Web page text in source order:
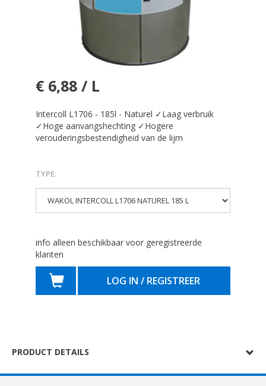
€ 6,88 / L
Intercoll L1706 - 185l - Naturel ✓Laag verbruik
✓Hoge aanvangshechting ✓Hogere
verouderingsbestendigheid van de lijm
TYPE:
info alleen beschikbaar voor geregistreerde
klanten
LOG IN / REGISTREER
PRODUCT DETAILS